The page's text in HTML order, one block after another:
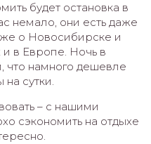
будет остановка в
немало, они есть даже
о Новосибирске и
в Европе. Ночь в
что намного дешевле
сутки.
– с нашими
сэкономить на отдыхе